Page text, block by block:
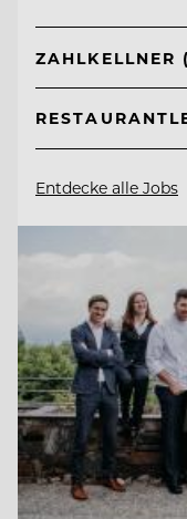
ZAHLKELLNER
Entdecke alle Jobs